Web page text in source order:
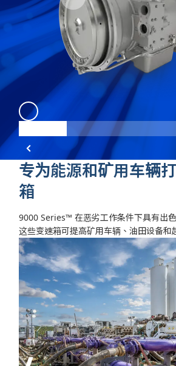
9000 Series Angle 1 :Angle 1
专为能源和矿用车辆
箱
9000 Series™ 在恶劣工作条件下具有出
这些变速箱可提高矿用车辆、油田设备和